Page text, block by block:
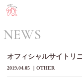
NEWS
オフィシャルサイトリ
2019.04.05 OTHER